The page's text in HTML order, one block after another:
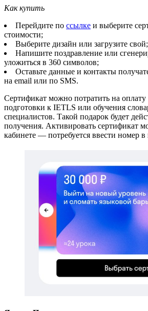
Как купить
Перейдите по ссылке и выберите
стоимости;
Выберите дизайн или загрузите свой;
Напишите поздравление или
уложиться в 360 символов;
Оставьте данные и контакты
на email или по SMS.
Сертификат можно потратить на
подготовки к IETLS или обучения
специалистов. Такой подарок будет
получения. Активировать сертификат
кабинете — потребуется ввести номер